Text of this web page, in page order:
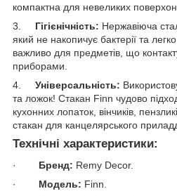
компактна для невеликих
3. Гігієнічність: Нержавіюча
який не накопичує бактерії та
важливо для предметів, що
приборами.
4. Універсальність:
та ложок! Стакан Finn чудово
кухонних лопаток, вінчиків,
стакан для канцелярського
Технічні характеристики:
· Бренд: Remy Decor.
· Модель: Finn.